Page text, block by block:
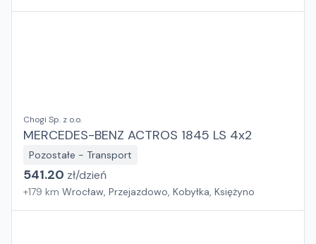
Chogi Sp. z o.o.
MERCEDES-BENZ ACTROS 1845 LS 4x2
Pozostałe - Transport
541.20 zł/dzień
+179 km Wrocław, Przejazdowo, Kobyłka, Księżyno